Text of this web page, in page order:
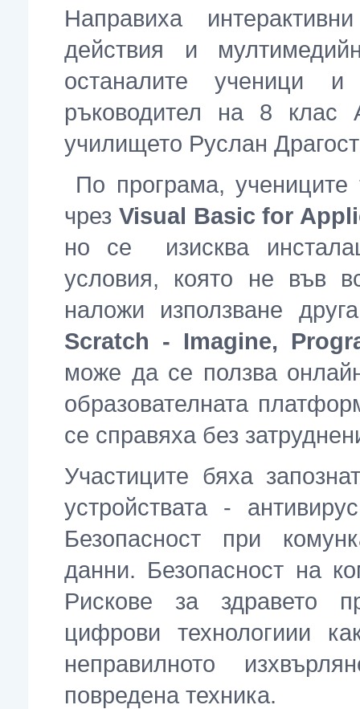
Направиха
действия и
останалите ученици
ръководител на 8 клас
училището Руслан
По програма,
чрез Visual Basic for
но се изисква
условия, която не във
наложи използване
Scratch - Imagine,
може да се ползва
образователната
се справяха без
Участиците бяха
устройствата -
Безопасност при
данни. Безопасност на
Рискове за здравето
цифрови технологиии
неправилното
повредена техника.